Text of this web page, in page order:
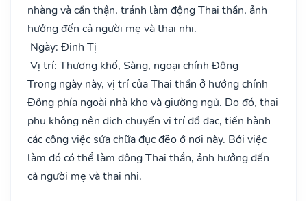
nhàng và cẩn thận, tránh làm động Thai thần, ảnh
hưởng đến cả người mẹ và thai nhi.
Ngày: Đinh Tị
Vị trí: Thương khố, Sàng, ngoại chính Đông
Trong ngày này, vị trí của Thai thần ở hướng chính
Đông phía ngoài nhà kho và giường ngủ. Do đó, thai
phụ không nên dịch chuyển vị trí đồ đạc, tiến hành
các công việc sửa chữa đục đẽo ở nơi này. Bởi việc
làm đó có thể làm động Thai thần, ảnh hưởng đến
cả người mẹ và thai nhi.